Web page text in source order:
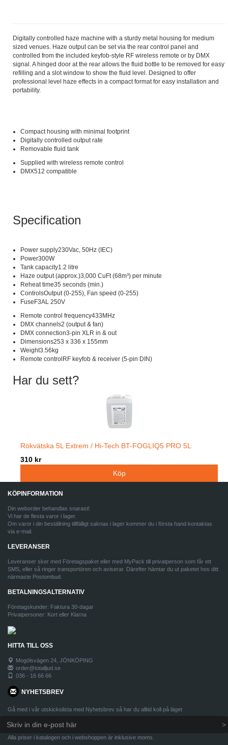
Digitally controlled haze machine with a sturdy metal housing for medium
sized venues. Haze output can be set via the rear control panel and
controlled from the included keyfob-style RF wireless remote or by DMX
signal. A hinged door at the rear allows the fluid bottle to be removed for easy
refilling and a slot window to show the fluid level. Designed to offer
professional level haze effects in a compact format for easy installation and
portability.
Compact housing with minimal footprint
Digitally controlled output rate
Removable fluid tank
Supplied with wireless remote control
DMX512 compatible
Specification
Power supply230Vac, 50Hz (IEC)
Power300W
Tank capacity1.2 litre
Haze output (approx.)3,000 CuFt (68m³) per minute
Reheat time35 seconds (min.)
ControlsOutput (0-255), Fan speed (0-255)
FuseF3AL 250V
Remote control frequency433MHz
DMX channels2 (output & fan)
DMX connection3-pin XLR in & out
Dimensions253 x 336 x 155mm
Weight3.56kg
Remote controlRF keyfob & receiver (5-pin DIN)
Har du sett?
Rökvätska 5L Extrem / Hi-Tech BT-FOGLIQ5 PRO 5L
310 kr
KÖPINFORMATION
Din weborder behandlas snarast!
Vi har de flesta varor i lager.
Om varor i din beställning tillfälligt saknas i lager kommer du i första hand kontaktas
via e-mail.
LEVERANSER
Leveranser sker med Företagspaket eller med MyPack till privatperson som får ett
SMS, eller så ringer transportören och aviserar. Därefter hämtar du ut paketet hos ditt
närmaste Postombud.
BETALNINGSALTERNATIV
Företagskunder: Faktura 30-dagar
Privatpersoner: Kort eller Klarna
HITTA TILL OSS
Mogölsvägen 24, JÖNKÖPING
order@totalljud.se
036 - 16 66 66
NYHETSBREV
Gå med i vår utskickslista med Nyhetsbrev så har du alltid koll på läget
Alla priser i katalogen och i webshoppen är inklusive moms.